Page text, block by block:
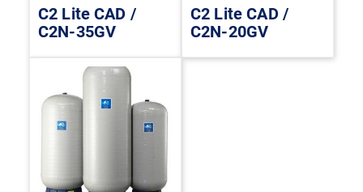
C2 Lite CAD /
C2N-35GV
C2 Lite CAD /
C2N-20GV